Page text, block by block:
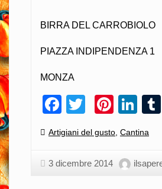
BIRRA DEL CARROBIOLO
PIAZZA INDIPENDENZA 1
MONZA
Facebook
Twitter
Categories:
Artigiani del gusto Cantina
3 dicembre 2014